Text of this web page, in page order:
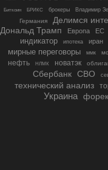
Биткоин БРИКС брокеры Владимир
Германия Делимся
Дональд Трамп Европа ЕС
индикатор ипотека иран
мирные переговоры ммк
нефть НЛМК новатэк
Сбербанк СВО
технический анализ
Украина